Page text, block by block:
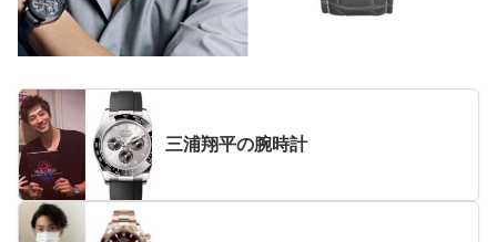
三浦翔平の腕時計